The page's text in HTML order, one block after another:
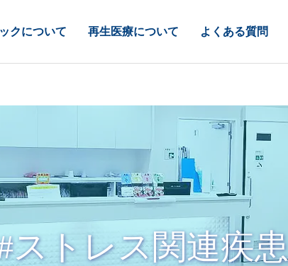
クについて 再生医療について よくある質問
ストレス関連疾患